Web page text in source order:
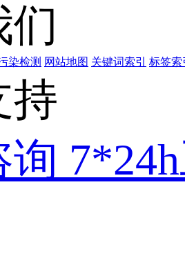
们
染检测 网站地图 关键词索引 标签索
持
询